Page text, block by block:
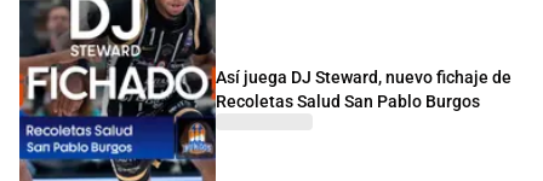
Así juega DJ Steward, nuevo fichaje de
Recoletas Salud San Pablo Burgos